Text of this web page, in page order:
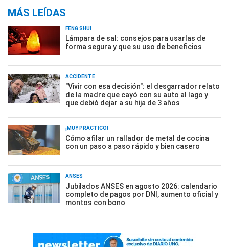
MÁS LEÍDAS
FENG SHUI
Lámpara de sal: consejos para usarlas de
forma segura y que su uso de beneficios
ACCIDENTE
"Vivir con esa decisión": el desgarrador relato
de la madre que cayó con su auto al lago y
que debió dejar a su hija de 3 años
¡MUY PRÁCTICO!
Cómo afilar un rallador de metal de cocina
con un paso a paso rápido y bien casero
ANSES
Jubilados ANSES en agosto 2026: calendario
completo de pagos por DNI, aumento oficial y
montos con bono